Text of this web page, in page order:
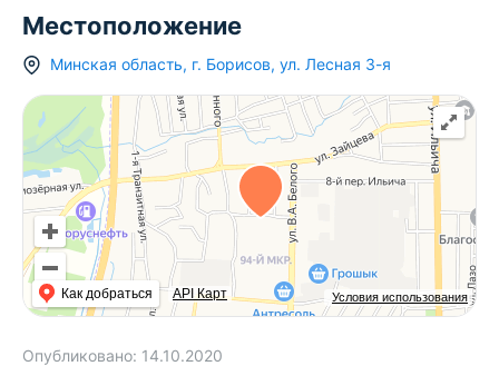
Местоположение
Минская область, г. Борисов, ул. Лесная 3-я
Условия использования
Как добраться API Карт
Опубликовано: 14.10.2020